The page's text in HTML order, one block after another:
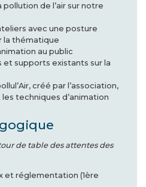
pollution de l’air sur notre
avec une posture
la thématique
au public
et supports existants sur la
créé par l’association,
techniques d’animation
de table des attentes des
et réglementation (1ère